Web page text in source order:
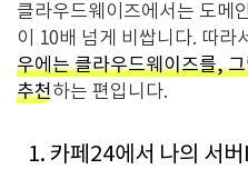
클라우드웨이즈에서는 도메
이 10배 넘게 비쌉니다. 따라
우에는 클라우드웨이즈를,
추천하는 편입니다.
1. 카페24에서 나의 서